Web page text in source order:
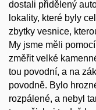
dostali přidělený
lokality, které byly
zbytky vesnice,
My jsme měli
změřit velké
tou povodní, a na
povodně. Bylo
rozpálené, a nebyl